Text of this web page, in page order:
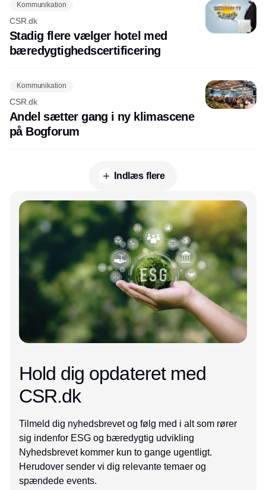
Kommunikation
CSR.dk
Stadig flere vælger hotel med
bæredygtighedscertificering
Kommunikation
CSR.dk
Andel sætter gang i ny klimascene
på Bogforum
Indlæs flere
Annonce
Hold dig opdateret med
CSR.dk
Tilmeld dig nyhedsbrevet og følg med i alt som rører
sig indenfor ESG og bæredygtig udvikling
Nyhedsbrevet kommer kun to gange ugentligt.
Herudover sender vi dig relevante temaer og
spændede events.